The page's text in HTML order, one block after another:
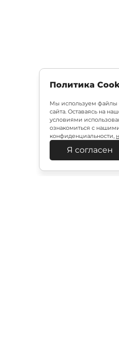
Политика
Мы используем файлы
сайта. Оставаясь на
условиями
ознакомиться с
конфиденциальности,
Я согласен